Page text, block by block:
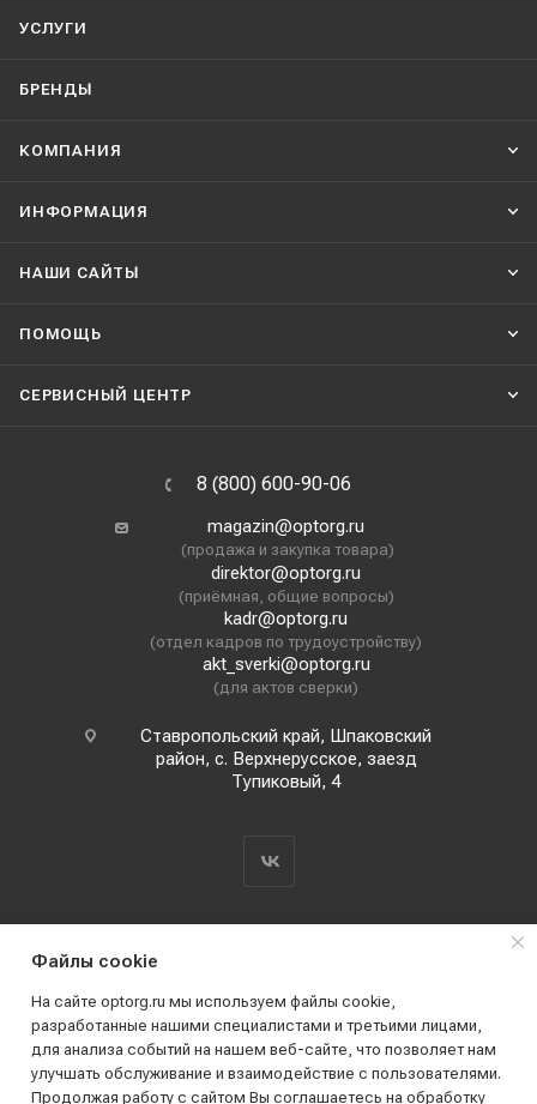
УСЛУГИ
БРЕНДЫ
КОМПАНИЯ
ИНФОРМАЦИЯ
НАШИ CАЙТЫ
ПОМОЩЬ
СЕРВИСНЫЙ ЦЕНТР
8 (800) 600-90-06
magazin@optorg.ru
(продажа и закупка товара)
direktor@optorg.ru
(приёмная, общие вопросы)
kadr@optorg.ru
(отдел кадров по трудоустройству)
akt_sverki@optorg.ru
(для актов сверки)
Ставропольский край, Шпаковский
район, с. Верхнерусское, заезд
Тупиковый, 4
2019 - 2026 © АО КПК "Ставропольстройопторг"
Все права защищены
Файлы cookie
На сайте optorg.ru мы используем файлы cookie,
разработанные нашими специалистами и третьими лицами,
для анализа событий на нашем веб-сайте, что позволяет нам
улучшать обслуживание и взаимодействие с пользователями.
Продолжая работу с сайтом Вы соглашаетесь на обработку